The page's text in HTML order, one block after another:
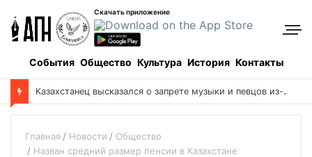
Скачать приложение
События Общество Культура История Контакты
К
азахстанец высказался о запрете музыки и певцов из-за религиозных убеждений
Главная Новости
Общество
Назван средний размер пенсии в Казахстане